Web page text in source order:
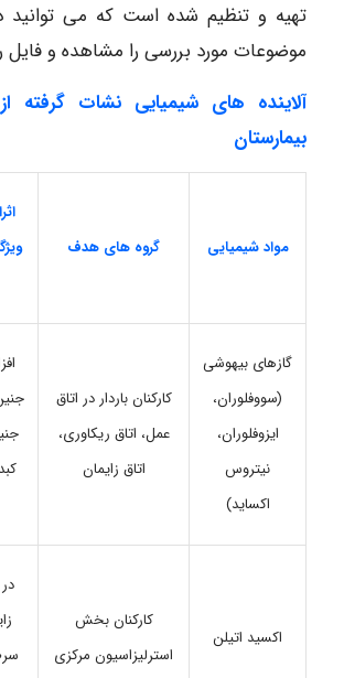
تهیه و تنظیم شده است که می توانید
موضوعات مورد بررسی را مشاهده و فایل
آلاینده های شیمیایی نشات گرفته
بیمارستان
موادشیمیایی گروه های هدف
گازهای بیهوشی
(سووفلوران،
ایزوفلوران،
نیتروس
اکساید)
کارکنان باردار در اتاق
عمل، اتاق ریکاوری،
اتاق زایمان
اکسید اتیلن
کارکنان بخش
استرلیزاسیون مرکزی